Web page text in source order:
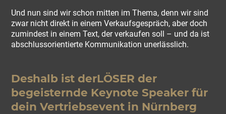
Und nun sind wir schon mitten im Thema, denn wir sind
zwar nicht direkt in einem Verkaufsgespräch, aber doch
zumindest in einem Text, der verkaufen soll – und da ist
abschlussorientierte Kommunikation unerlässlich.
Deshalb ist derLÖSER der
begeisternde Keynote Speaker für
dein Vertriebsevent in Nürnberg